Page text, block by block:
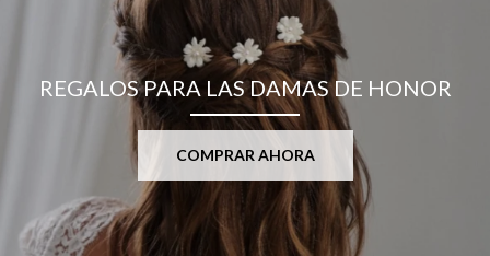
REGALOS PARA LAS DAMAS DE HONOR
COMPRAR AHORA